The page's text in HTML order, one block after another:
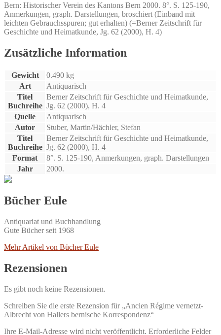
Bern: Historischer Verein des Kantons Bern 2000. 8°. S. 125-190,
Anmerkungen, graph. Darstellungen, broschiert (Einband mit
leichten Gebrauchsspuren; gut erhalten) (=Berner Zeitschrift für
Geschichte und Heimatkunde, Jg. 62 (2000), H. 4)
Zusätzliche Information
Gewicht
0.490 kg
Art
Antiquarisch
Titel
Buchreihe
Berner Zeitschrift für Geschichte und Heimatkunde,
Jg. 62 (2000), H. 4
Quelle
Antiquarisch
Autor
Stuber, Martin/Hächler, Stefan
Titel
Buchreihe
Berner Zeitschrift für Geschichte und Heimatkunde,
Jg. 62 (2000), H. 4
Format
8°. S. 125-190, Anmerkungen, graph. Darstellungen
Jahr
2000.
Bücher Eule
Antiquariat und Buchhandlung
Gute Bücher seit 1968
Mehr Artikel von Bücher Eule
Rezensionen
Es gibt noch keine Rezensionen.
Schreiben Sie die erste Rezension für „Ancien Régime vernetzt-
Albrecht von Hallers bernische Korrespondenz“
Ihre E-Mail-Adresse wird nicht veröffentlicht. Erforderliche Felder